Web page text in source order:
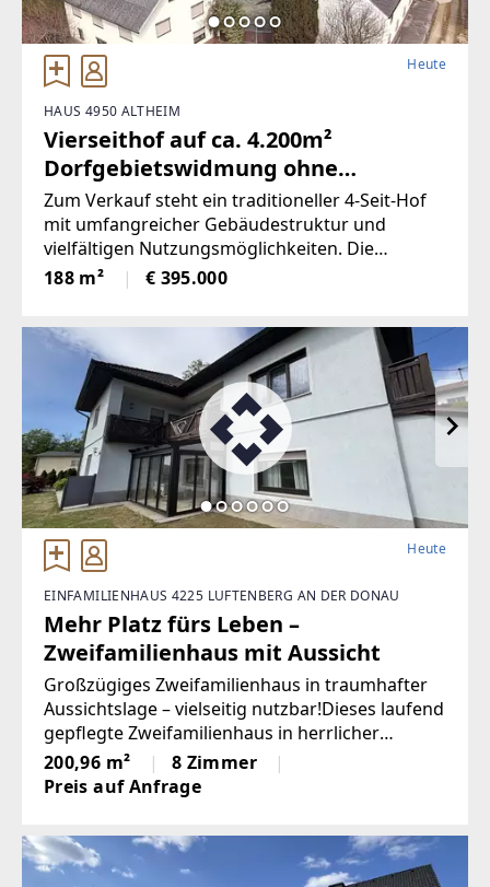
Heute
HAUS 4950 ALTHEIM
Vierseithof auf ca. 4.200m²
Dorfgebietswidmung ohne
Nutzgrund
Zum Verkauf steht ein traditioneller 4-Seit-Hof
mit umfangreicher Gebäudestruktur und
vielfältigen Nutzungsmöglichkeiten. Die
Liegenschaft bietet viel Raum für individuelle
Gestaltung und eignet sich ideal für Liebhaber
188 m² € 395.000
Heute
EINFAMILIENHAUS 4225 LUFTENBERG AN DER DONAU
Mehr Platz fürs Leben –
Zweifamilienhaus mit Aussicht
Großzügiges Zweifamilienhaus in traumhafter
Aussichtslage – vielseitig nutzbar!Dieses laufend
gepflegte Zweifamilienhaus in herrlicher
Aussichtslage bietet viel Platz für zwei Familien,
Generationenwohnen oder eine Familie mit
erhöhtem Raumbedarf.Das
200,96 m²
8 Zimmer
Preis auf Anfrage